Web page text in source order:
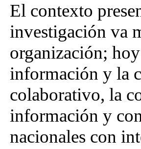
El contexto
investigación va
organización;
información y la
colaborativo, la
información y
nacionales con